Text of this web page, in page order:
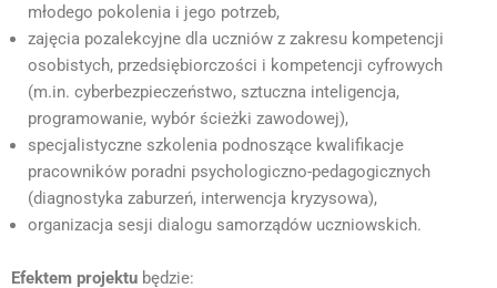
młodego pokolenia i jego potrzeb,
zajęcia pozalekcyjne dla uczniów z zakresu kompetencji
osobistych, przedsiębiorczości i kompetencji cyfrowych
(m.in. cyberbezpieczeństwo, sztuczna inteligencja,
programowanie, wybór ścieżki zawodowej),
specjalistyczne szkolenia podnoszące kwalifikacje
pracowników poradni psychologiczno-pedagogicznych
(diagnostyka zaburzeń, interwencja kryzysowa),
organizacja sesji dialogu samorządów uczniowskich.
Efektem projektu będzie: